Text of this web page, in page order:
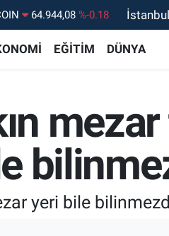
64.944,08 %-0.18
47,7436
%0.18
ALTIN
6660.55 %0.03
İstanbul
EĞİTİM DÜNYA
mezar
yeri bile